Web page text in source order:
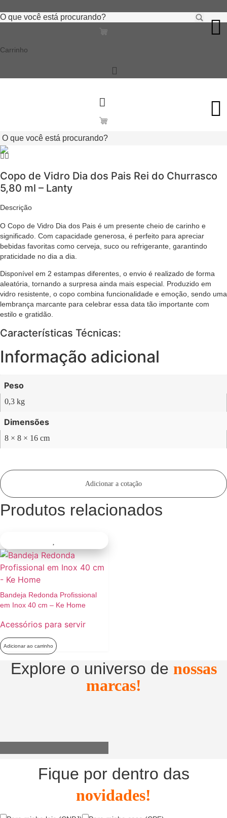
para
Pesquisar
...
Carrinho
Pesquisar
...
Copo de Vidro Dia dos Pais Rei do Churrasco
5,80 ml – Lanty
Descrição
O Copo de Vidro Dia dos Pais é um presente cheio de carinho e
significado. Com capacidade generosa, é perfeito para apreciar
bebidas favoritas como cerveja, suco ou refrigerante, garantindo
praticidade no dia a dia.
Disponível em 2 estampas diferentes, o envio é realizado de forma
aleatória, tornando a surpresa ainda mais especial. Produzido em
vidro resistente, o copo combina funcionalidade e emoção, sendo uma
lembrança marcante para celebrar essa data tão importante com
estilo e gratidão.
Características Técnicas:
Informação adicional
Peso
0,3 kg
Dimensões
8 × 8 × 16 cm
Adicionar a cotação
Produtos relacionados
Bandeja Redonda Profissional
em Inox 40 cm – Ke Home
Acessórios para servir
Adicionar ao carrinho
Explore o universo de nossas
marcas!
Fique por dentro das
novidades!